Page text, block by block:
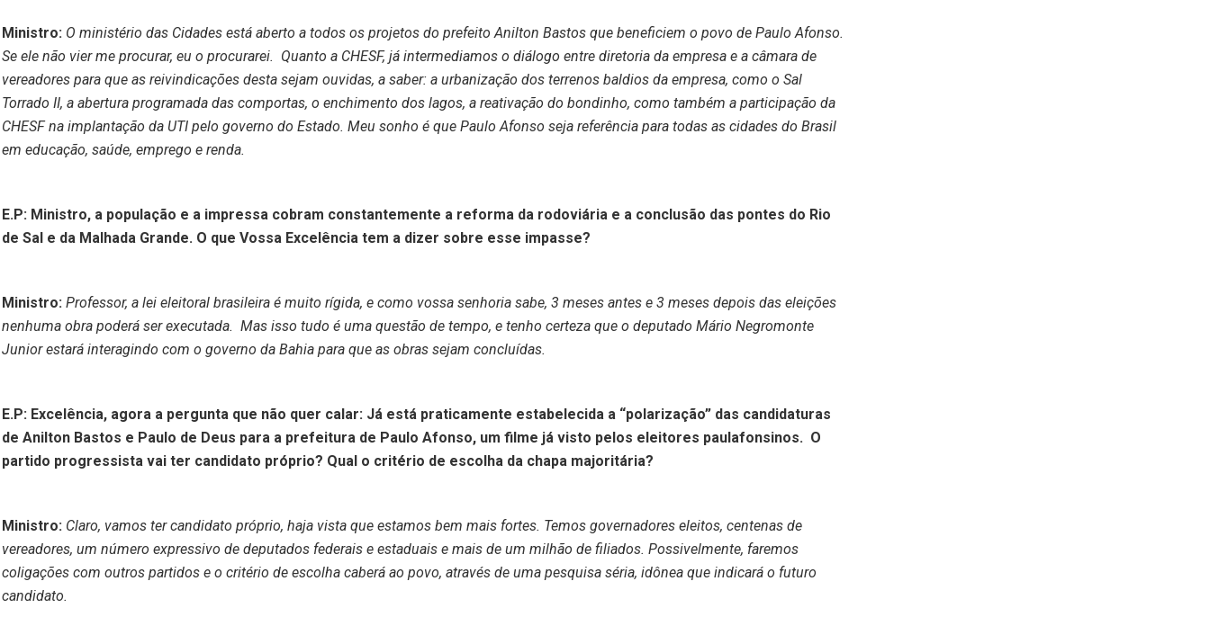
Ministro: O ministério das Cidades está aberto a todos os projetos do prefeito Anilton Bastos que beneficiem o povo de Paulo Afonso.
Se ele não vier me procurar, eu o procurarei. Quanto a CHESF, já intermediamos o diálogo entre diretoria da empresa e a câmara de
vereadores para que as reivindicações desta sejam ouvidas, a saber: a urbanização dos terrenos baldios da empresa, como o Sal
Torrado II, a abertura programada das comportas, o enchimento dos lagos, a reativação do bondinho, como também a participação da
CHESF na implantação da UTI pelo governo do Estado. Meu sonho é que Paulo Afonso seja referência para todas as cidades do Brasil
em educação, saúde, emprego e renda.
E.P: Ministro, a população e a impressa cobram constantemente a reforma da rodoviária e a conclusão das pontes do Rio
de Sal e da Malhada Grande. O que Vossa Excelência tem a dizer sobre esse impasse?
Ministro: Professor, a lei eleitoral brasileira é muito rígida, e como vossa senhoria sabe, 3 meses antes e 3 meses depois das eleições
nenhuma obra poderá ser executada. Mas isso tudo é uma questão de tempo, e tenho certeza que o deputado Mário Negromonte
Junior estará interagindo com o governo da Bahia para que as obras sejam concluídas.
E.P: Excelência, agora a pergunta que não quer calar: Já está praticamente estabelecida a “polarização” das candidaturas
de Anilton Bastos e Paulo de Deus para a prefeitura de Paulo Afonso, um filme já visto pelos eleitores paulafonsinos. O
partido progressista vai ter candidato próprio? Qual o critério de escolha da chapa majoritária?
Ministro: Claro, vamos ter candidato próprio, haja vista que estamos bem mais fortes. Temos governadores eleitos, centenas de
vereadores, um número expressivo de deputados federais e estaduais e mais de um milhão de filiados. Possivelmente, faremos
coligações com outros partidos e o critério de escolha caberá ao povo, através de uma pesquisa séria, idônea que indicará o futuro
candidato.